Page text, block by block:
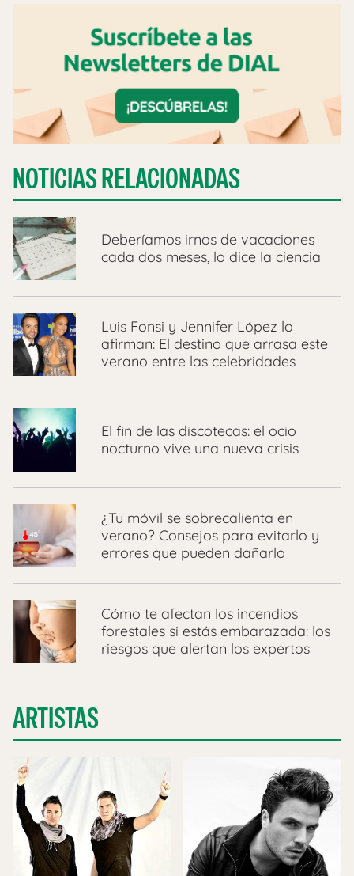
NOTICIAS RELACIONADAS
Deberíamos irnos de vacaciones
cada dos meses, lo dice la ciencia
Luis Fonsi y Jennifer López lo
afirman: El destino que arrasa este
verano entre las celebridades
El fin de las discotecas: el ocio
nocturno vive una nueva crisis
¿Tu móvil se sobrecalienta en
verano? Consejos para evitarlo y
errores que pueden dañarlo
Cómo te afectan los incendios
forestales si estás embarazada: los
riesgos que alertan los expertos
ARTISTAS